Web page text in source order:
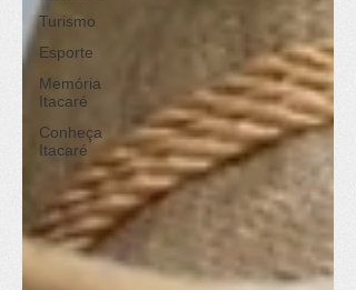
Turismo
Esporte
Memória
Itacaré
Conheça
Itacaré